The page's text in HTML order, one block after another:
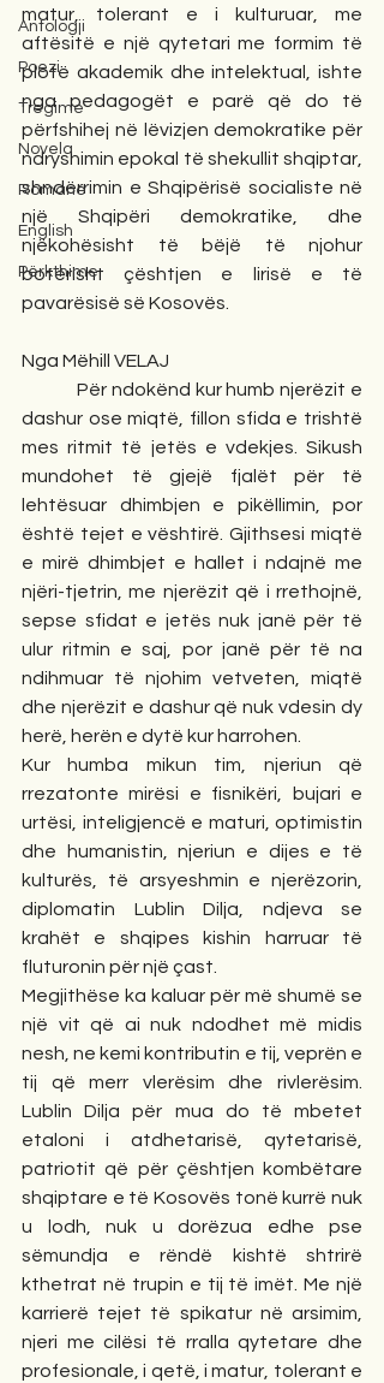
Antologji
Poezi
Tregime
Novela
Romane
English
Përkthime
matur, tolerant e i kulturuar, me
aftësitë e një qytetari me formim të
plotë akademik dhe intelektual, ishte
nga pedagogët e parë që do të
përfshihej në lëvizjen demokratike për
ndryshimin epokal të shekullit shqiptar,
shndërrimin e Shqipërisë socialiste në
një Shqipëri demokratike, dhe
njëkohësisht të bëjë të njohur
botërisht çështjen e lirisë e të
pavarësisë së Kosovës.
Nga Mëhill VELAJ
dashur ose miqtë, fillon sfida e trishtë
mes ritmit të jetës e vdekjes. Sikush
mundohet të gjejë fjalët për të
lehtësuar dhimbjen e pikëllimin, por
është tejet e vështirë. Gjithsesi miqtë
e mirë dhimbjet e hallet i ndajnë me
njëri-tjetrin, me njerëzit që i rrethojnë,
sepse sfidat e jetës nuk janë për të
ulur ritmin e saj, por janë për të na
ndihmuar të njohim vetveten, miqtë
dhe njerëzit e dashur që nuk vdesin dy
herë, herën e dytë kur harrohen.
Kur humba mikun tim, njeriun që
rrezatonte mirësi e fisnikëri, bujari e
urtësi, inteligjencë e maturi, optimistin
dhe humanistin, njeriun e dijes e të
kulturës, të arsyeshmin e njerëzorin,
diplomatin Lublin Dilja, ndjeva se
krahët e shqipes kishin harruar të
fluturonin për një çast.
Megjithëse ka kaluar për më shumë se
një vit që ai nuk ndodhet më midis
nesh, ne kemi kontributin e tij, veprën e
tij që merr vlerësim dhe rivlerësim.
Lublin Dilja për mua do të mbetet
etaloni i atdhetarisë, qytetarisë,
patriotit që për çështjen kombëtare
shqiptare e të Kosovës tonë kurrë nuk
u lodh, nuk u dorëzua edhe pse
sëmundja e rëndë kishtë shtrirë
kthetrat në trupin e tij të imët. Me një
karrierë tejet të spikatur në arsimim,
njeri me cilësi të rralla qytetare dhe
profesionale, i qetë, i matur, tolerant e